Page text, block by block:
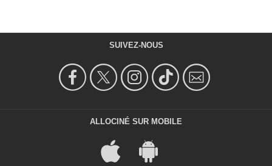
SUIVEZ-NOUS
ALLOCINÉ SUR MOBILE